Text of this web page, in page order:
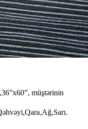
müştərinin